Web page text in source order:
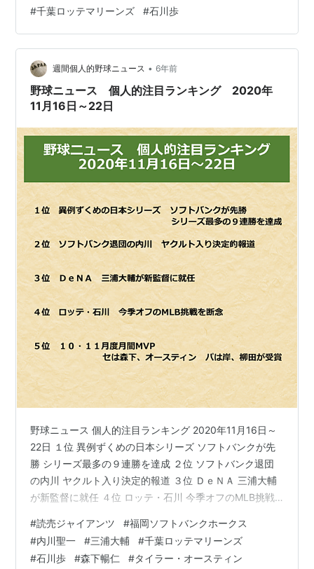
てくれたのは2021年シーズンにとって大きな収穫だと思
います。2020年の石川は「打たせて取る」といったイメ
ージの投球が目につきました。まだまだ力のある真っ直
ぐは投げられますが年齢的にもモデルチェンジの時期な
のかもしれません。ただその分無駄球を投げないので長
いイニング投げれるしボール球…
#千葉ロッテマリーンズ #石川歩
週間個人的野球ニュース • 6年前
野球ニュース 個人的注目ランキング 2020年
11月16日～22日
野球ニュース 個人的注目ランキング 2020年11月16日～
22日 １位 異例ずくめの日本シリーズ ソフトバンクが先
勝 シリーズ最多の９連勝を達成 ２位 ソフトバンク退団
の内川 ヤクルト入り決定的報道 ３位 ＤｅＮＡ 三浦大輔
が新監督に就任 ４位 ロッテ・石川 今季オフのMLB挑戦
ティン パは岸、柳田が受賞 １位 異例ずくめの日本シリ
ーズ ソフトバンクが先勝 シリーズ最多の９連勝を達成
（土曜日） 今季の日本シリーズは、新型コロナウイルス
#読売ジャイアンツ #福岡ソフトバンクホークス
#内川聖一 #三浦大輔 #千葉ロッテマリーンズ
#石川歩 #森下暢仁 #タイラー・オースティン